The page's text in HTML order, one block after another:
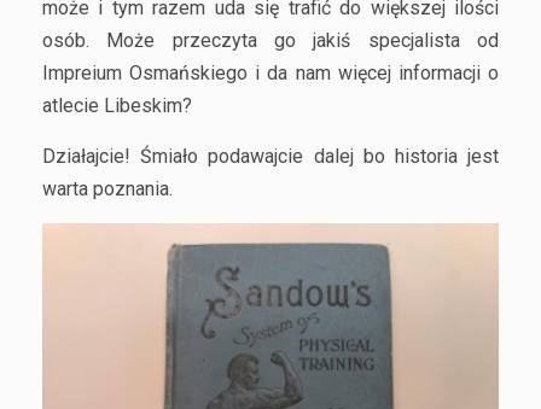
może i tym razem uda się trafić do większej ilości
osób. Może przeczyta go jakiś specjalista od
Impreium Osmańskiego i da nam więcej informacji o
atlecie Libeskim?
Działajcie! Śmiało podawajcie dalej bo historia jest
warta poznania.